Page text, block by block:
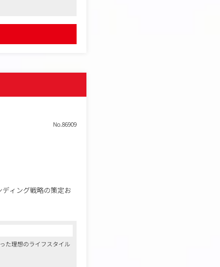
新たに仲間としてお
No.86909
ィング戦略の策定お
た理想のライフスタイル